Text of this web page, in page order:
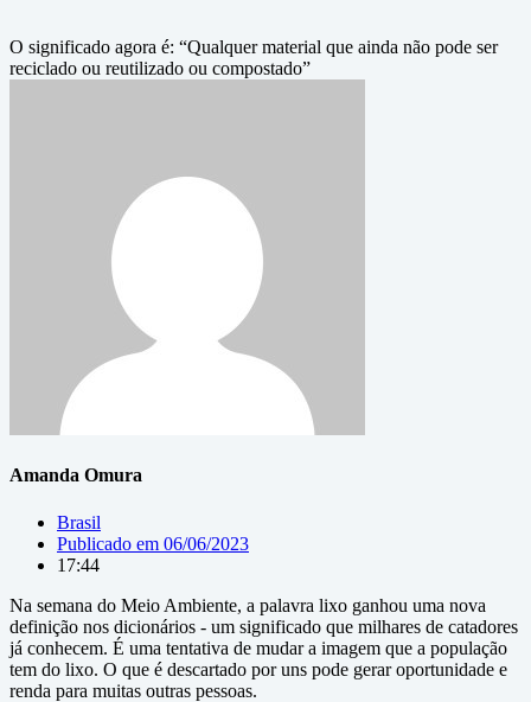
O significado agora é: “Qualquer material que ainda não pode ser
reciclado ou reutilizado ou compostado”
Amanda Omura
Brasil
Publicado em 06/06/2023
17:44
Na semana do Meio Ambiente, a palavra lixo ganhou uma nova
definição nos dicionários - um significado que milhares de catadores
já conhecem. É uma tentativa de mudar a imagem que a população
tem do lixo. O que é descartado por uns pode gerar oportunidade e
renda para muitas outras pessoas.